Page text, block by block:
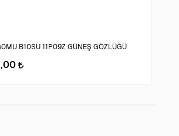
B10SU 11P09Z GÜNEŞ GÖZLÜĞÜ